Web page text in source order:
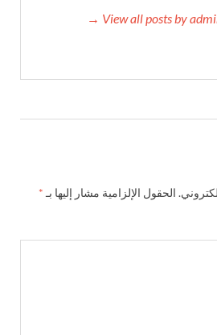
View all posts by admin
الحقول الإلزامية مشار إليها بـ*